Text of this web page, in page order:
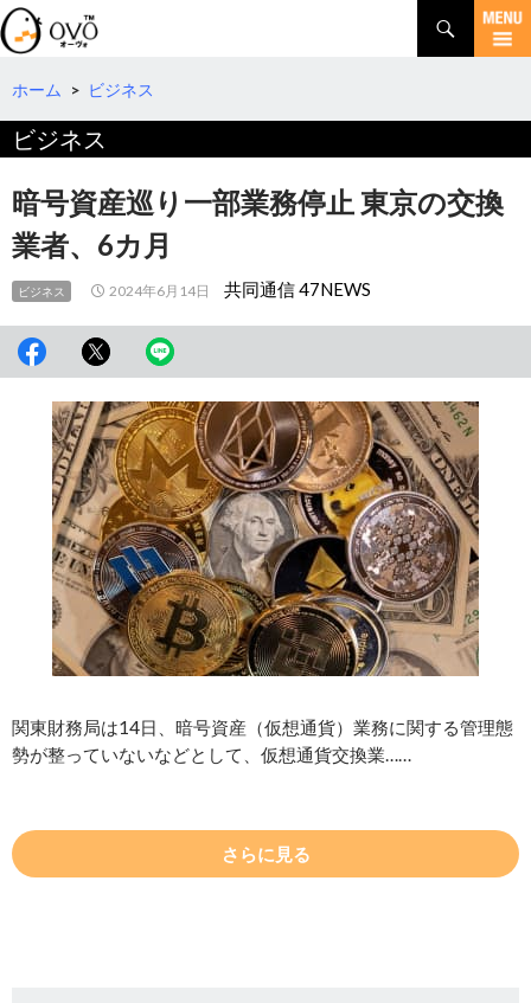
検
索
コ
テ
へ
移
動
ホーム > ビジネス
ビジネス
暗号資産巡り一部業務停止 東京の交換
業者、6カ月
ビジネス 2024年6月14日 共同通信 47NEWS
関東財務局は14日、暗号資産（仮想通貨）業務に関する管理態
勢が整っていないなどとして、仮想通貨交換業……
さらに見る